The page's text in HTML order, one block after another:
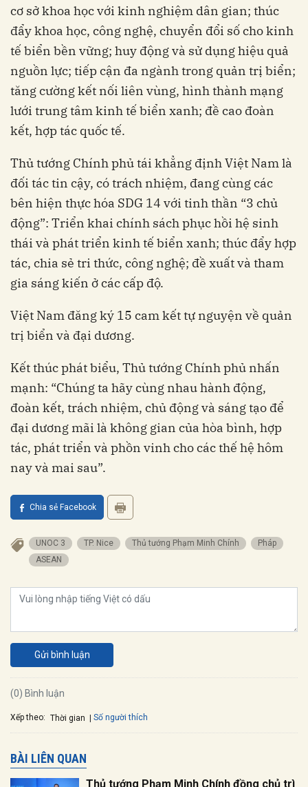
cơ sở khoa học với kinh nghiệm dân gian; thúc
đẩy khoa học, công nghệ, chuyển đổi số cho kinh
tế biển bền vững; huy động và sử dụng hiệu quả
nguồn lực; tiếp cận đa ngành trong quản trị biển;
tăng cường kết nối liên vùng, hình thành mạng
lưới trung tâm kinh tế biển xanh; đề cao đoàn
kết, hợp tác quốc tế.
Thủ tướng Chính phủ tái khẳng định Việt Nam là
đối tác tin cậy, có trách nhiệm, đang cùng các
bên hiện thực hóa SDG 14 với tinh thần “3 chủ
động”: Triển khai chính sách phục hồi hệ sinh
thái và phát triển kinh tế biển xanh; thúc đẩy hợp
tác, chia sẻ tri thức, công nghệ; đề xuất và tham
gia sáng kiến ở các cấp độ.
Việt Nam đăng ký 15 cam kết tự nguyện về quản
trị biển và đại dương.
Kết thúc phát biểu, Thủ tướng Chính phủ nhấn
mạnh: “Chúng ta hãy cùng nhau hành động,
đoàn kết, trách nhiệm, chủ động và sáng tạo để
đại dương mãi là không gian của hòa bình, hợp
tác, phát triển và phồn vinh cho các thế hệ hôm
nay và mai sau”.
Chia sẻ Facebook
UNOC 3 TP. Nice Thủ tướng Phạm Minh Chính
Pháp
ASEAN
Gửi bình luận
(0) Bình luận
Xếp theo: Thời gian Số người thích
BÀI LIÊN QUAN
Thủ tướng Phạm Minh Chính đồng chủ trì